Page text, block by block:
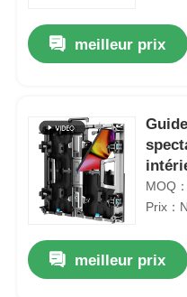
meilleur prix
MOQ
Prix：
meilleur prix